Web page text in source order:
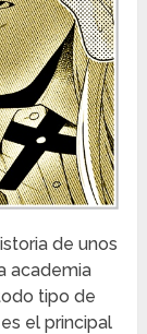
de unos
academia
tipo de
el principal